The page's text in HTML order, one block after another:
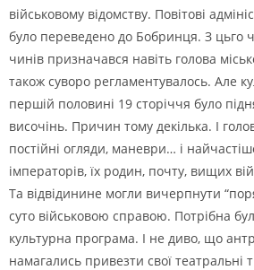
вiйськовому вiдомству. Повiтовi
було переведено до Бобринця. З цьго
чинiв призначався навiть голова
також суворо регламентувалось. Але
першiй половинi 19 сторiччя було
височiнь. Причин тому декiлька. I
постiйнi огляди, маневри… i
iмператорiв, їх родин, почту, вищих
Та вiдвiдинине могли вичерпнути
суто вiйськовою справою. Потрiбна
культурна програма. I не диво, що
намагались привезти свої театральнi